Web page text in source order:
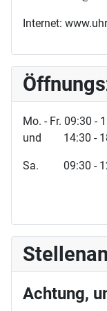
Internet:
Mo. - Fr. 09:30 -
und 14:30 -
Sa. 09:30 -
Achtung,